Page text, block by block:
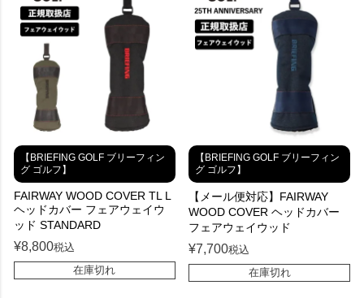
【BRIEFING GOLF ブリーフィン
グ ゴルフ】
FAIRWAY WOOD COVER TL L
ヘッドカバー フェアウェイウ
ッド STANDARD
¥8,800税込
在庫切れ
【BRIEFING GOLF ブリーフィン
グ ゴルフ】
【メール便対応】FAIRWAY
WOOD COVER ヘッドカバー
フェアウェイウッド
¥7,700税込
在庫切れ